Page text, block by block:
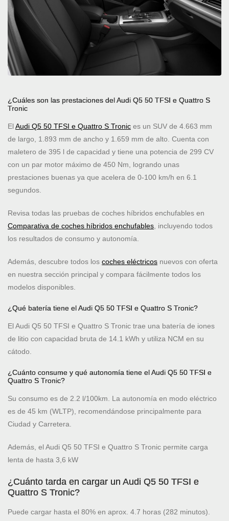
¿Cuáles son las prestaciones del Audi Q5 50 TFSI e Quattro S
Tronic
El Audi Q5 50 TFSI e Quattro S Tronic es un SUV de 4.663 mm
de largo, 1.893 mm de ancho y 1.659 mm de alto. Cuenta con
maletero de 395 l de capacidad y tiene una potencia de 299 CV
con un par motor máximo de 450 Nm, logrando unas
prestaciones buenas ya que acelera de 0-100 km/h en 6.1
segundos.
Revisa todas las pruebas de coches híbridos enchufables en
Comparativa de coches híbridos enchufables , incluyendo todos
los resultados de consumo y autonomía.
Además, descubre todos los coches eléctricos nuevos con oferta
en nuestra sección principal y compara fácilmente todos los
modelos disponibles.
¿Qué batería tiene el Audi Q5 50 TFSI e Quattro S Tronic?
El Audi Q5 50 TFSI e Quattro S Tronic trae una batería de iones
de litio con capacidad bruta de 14.1 kWh y utiliza NCM en su
cátodo.
¿Cuánto consume y qué autonomía tiene el Audi Q5 50 TFSI e
Quattro S Tronic?
Su consumo es de 2.2 l/100km. La autonomía en modo eléctrico
es de 45 km (WLTP), recomendándose principalmente para
Ciudad y Carretera.
Además, el Audi Q5 50 TFSI e Quattro S Tronic permite carga
lenta de hasta 3,6 kW
¿Cuánto tarda en cargar un Audi Q5 50 TFSI e
Quattro S Tronic?
Puede cargar hasta el 80% en aprox. 4.7 horas (282 minutos).